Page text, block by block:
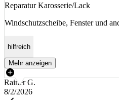
Reparatur Karosserie/Lack
Windschutzscheibe, Fenster und
hilfreich
Mehr anzeigen
Rainer G.
8/2/2026